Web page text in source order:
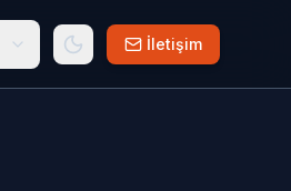
İletişim